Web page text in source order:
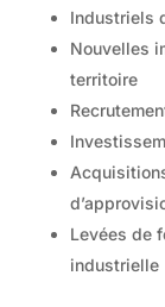
Industriels
Nouvelles
territoire
Levées de
industrielle